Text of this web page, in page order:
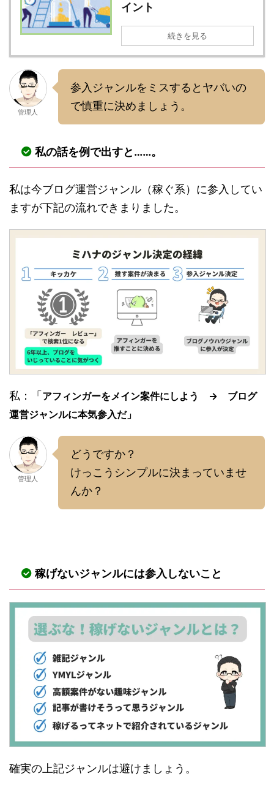
イント
続きを見る
管理人
参入ジャンルをミスするとヤバいの
で慎重に決めましょう。
私の話を例で出すと……。
私は今ブログ運営ジャンル（稼ぐ系）に参入してい
ますが下記の流れできまりました。
私：「 アフィンガーをメイン案件にしよう → ブログ
運営ジャンルに本気参入だ」
管理人
どうですか？
けっこうシンプルに決まっていませ
んか？
稼げないジャンルには参入しないこと
確実の上記ジャンルは避けましょう。